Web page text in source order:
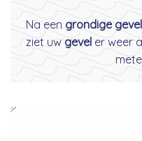
Na een grondige
ziet uw geveler weer